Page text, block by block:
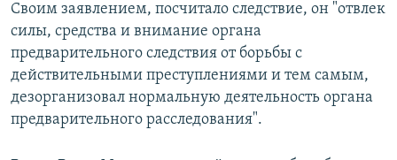
Своим заявлением, посчитало следствие, он "отвлек
силы, средства и внимание органа
предварительного следствия от борьбы с
действительными преступлениями и тем самым,
дезорганизовал нормальную деятельность органа
предварительного расследования".